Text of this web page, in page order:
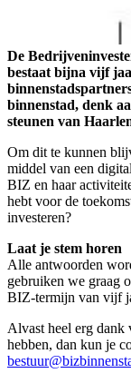
De
bestaat bijna vijf
binnenstad, denk
steunen van
Om dit te kunnen
middel van een
BIZ en haar
hebt voor de
investeren?
Laat je stem horen
Alle antwoorden
gebruiken we graag
BIZ-termijn van vijf
Alvast heel erg dank
hebben, dan kun je